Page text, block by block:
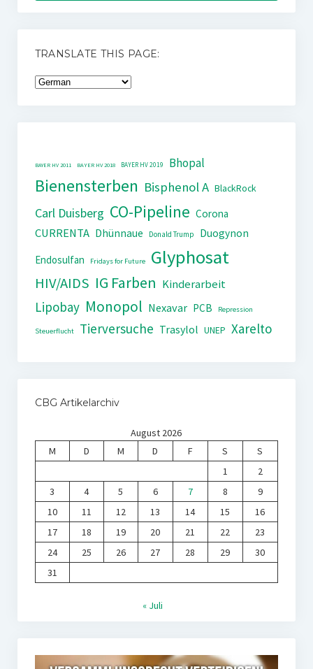
TRANSLATE THIS PAGE:
BAYER HV 2011 BAYER HV 2018 BAYER HV 2019 Bhopal
Bienensterben Bisphenol A BlackRock
Carl Duisberg CO-Pipeline Corona
CURRENTA Dhünnaue Donald Trump
Duogynon
Endosulfan
Fridays for Future Glyphosat
HIV/AIDS IG Farben Kinderarbeit
Lipobay Monopol Nexavar PCB Repression
Steuerflucht Tierversuche Trasylol UNEP Xarelto
CBG Artikelarchiv
August 2026
M
D M D F S
S
1
2
3
4 5 6 7 8
9
10
11 12 13 14 15
16
17
18 19 20 21 22
23
24
25 26 27 28 29
30
31
« Juli